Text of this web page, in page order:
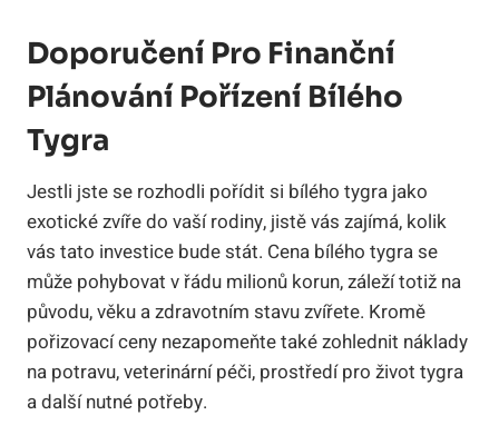
Doporučení Pro Finanční
Plánování Pořízení ‍bílého
Tygra
Jestli ⁤jste se rozhodli pořídit si bílého tygra jako
‍exotické zvíře do vaší⁤ rodiny, jistě vás zajímá, kolik
vás tato investice bude⁣ stát. Cena bílého tygra se
může pohybovat v řádu milionů korun, záleží totiž ​na
původu, věku a zdravotním ​stavu zvířete. Kromě
pořizovací ceny​ nezapomeňte také zohlednit náklady
na ⁢potravu, veterinární‍ péči,⁢ prostředí pro život tygra
a další nutné⁤ potřeby.